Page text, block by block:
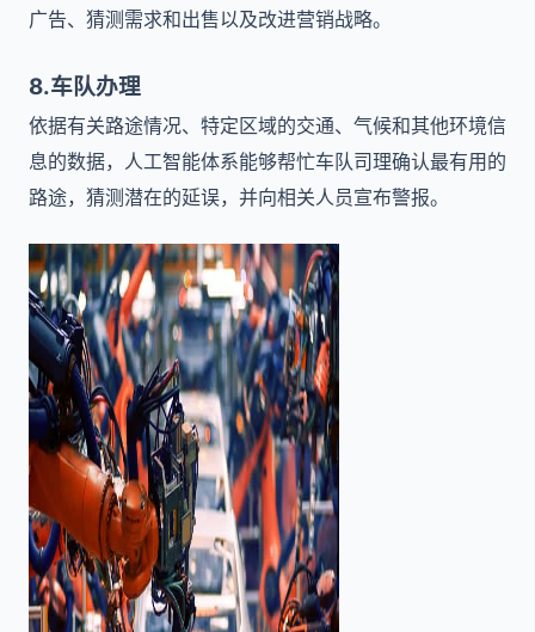
广告、猜测需求和出售以及改进营销战略。
8.车队办理
依据有关路途情况、特定区域的交通、气候和其他环境信
息的数据，人工智能体系能够帮忙车队司理确认最有用的
路途，猜测潜在的延误，并向相关人员宣布警报。